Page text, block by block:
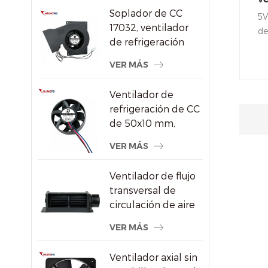
Soplador de CC
17032, ventilador
de refrigeración
con alta presión
VER MÁS
Ventilador de
refrigeración de CC
de 50x10 mm,
escobillas de alta
RPM para
pequeños
dispositivos
electrónicos
VER MÁS
Ventilador de flujo
transversal de
circulación de aire
ahorro de energía
VER MÁS
Ventilador axial sin